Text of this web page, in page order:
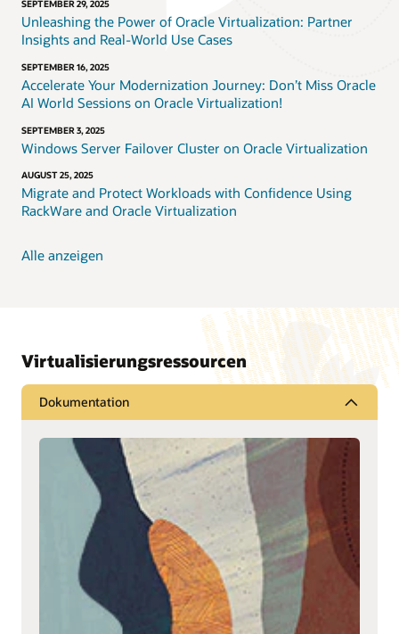
SEPTEMBER 29, 2025
Unleashing the Power of Oracle Virtualization: Partner
Insights and Real-World Use Cases
SEPTEMBER 16, 2025
Accelerate Your Modernization Journey: Don’t Miss Oracle
AI World Sessions on Oracle Virtualization!
SEPTEMBER 3, 2025
Windows Server Failover Cluster on Oracle Virtualization
AUGUST 25, 2025
Migrate and Protect Workloads with Confidence Using
RackWare and Oracle Virtualization
Alle anzeigen
Virtualisierungsressourcen
Dokumentation